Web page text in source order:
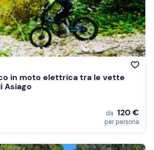
in moto elettrica tra le vette
Asiago
da 120 €
per persona